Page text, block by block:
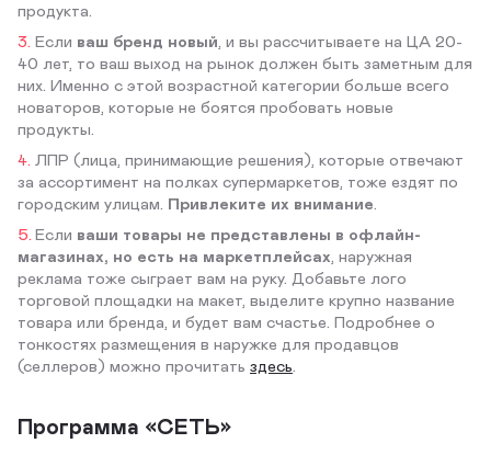
продукта.
Если ваш бренд новый , и вы рассчитываете на ЦА 20-
40 лет, то ваш выход на рынок должен быть заметным для
них. Именно с этой возрастной категории больше всего
новаторов, которые не боятся пробовать новые
продукты.
ЛПР (лица, принимающие решения), которые отвечают
за ассортимент на полках супермаркетов, тоже ездят по
городским улицам. Привлеките их внимание
Если ваши товары не представлены в офлайн-
магазинах, но есть на маркетплейсах , наружная
реклама тоже сыграет вам на руку. Добавьте лого
торговой площадки на макет, выделите крупно название
товара или бренда, и будет вам счастье. Подробнее о
тонкостях размещения в наружке для продавцов
(селлеров) можно прочитать здесь
Программа «СЕТЬ»